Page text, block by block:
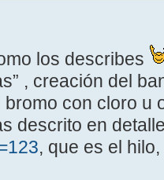
los describes
, creación del
con cloro u
descrito en
, que es el